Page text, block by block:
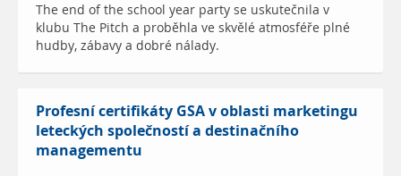
The end of the school year party se uskutečnila v
klubu The Pitch a proběhla ve skvělé atmosféře plné
hudby, zábavy a dobré nálady.
Profesní certifikáty GSA v oblasti marketingu
leteckých společností a destinačního
managementu